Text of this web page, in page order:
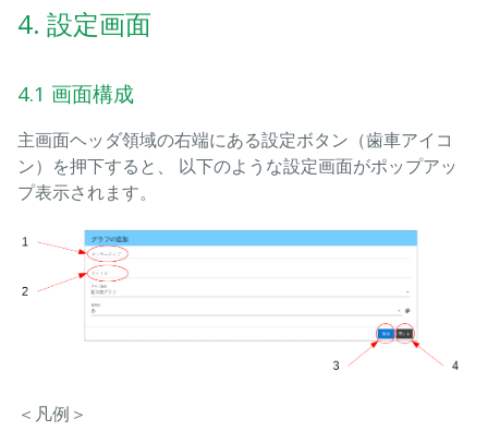
4. 設定画面
4.1 画面構成
主画面ヘッダ領域の右端にある設定ボタン（歯車アイコ
ン）を押下すると、 以下のような設定画面がポップアッ
プ表示されます。
＜凡例＞